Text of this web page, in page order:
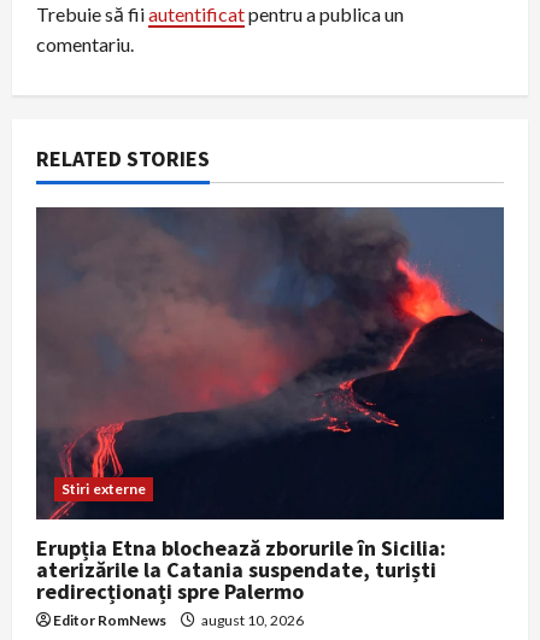
t
n
Trebuie să fiiautentificatpentru a publica un
comentariu.
RELATED STORIES
Stiri externe
Erupția Etna blochează zborurile în Sicilia:
aterizările la Catania suspendate, turiști
redirecționați spre Palermo
Editor RomNews august 10, 2026